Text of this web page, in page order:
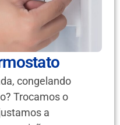
congelando
Trocamos o
a